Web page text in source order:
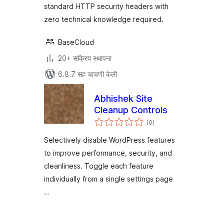
standard HTTP security headers with
zero technical knowledge required.
BaseCloud
20+ सक्रिय स्थापना
6.8.7 सह चाचणी केली
Abhishek Site
Cleanup Controls
(0एकूण
मूल्यांकन
)
Selectively disable WordPress features
to improve performance, security, and
cleanliness. Toggle each feature
individually from a single settings page
…